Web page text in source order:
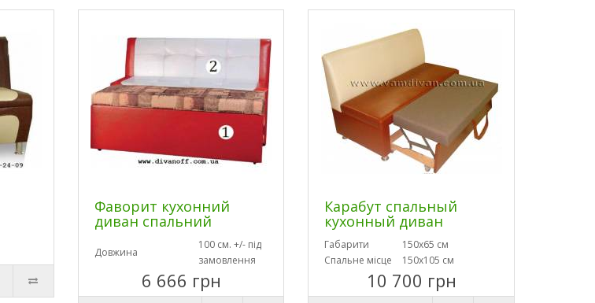
Фаворит кухонний
диван спальний
Довжина
100 см. +/- під
замовлення
6 666 грн
Карабут спальный
кухонный диван
Габарити
150х65 см
Спальне місце
150х105 см
10 700 грн